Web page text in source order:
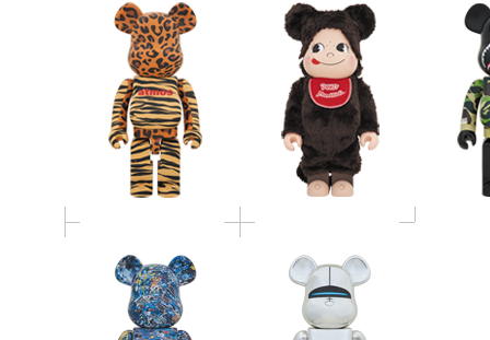
BE@RBRICK Jackson
Pollock Studio 1000％
（WATER PRINT）
SORAYAMA SEXY
ROBOT BE@RBRICK
1000％